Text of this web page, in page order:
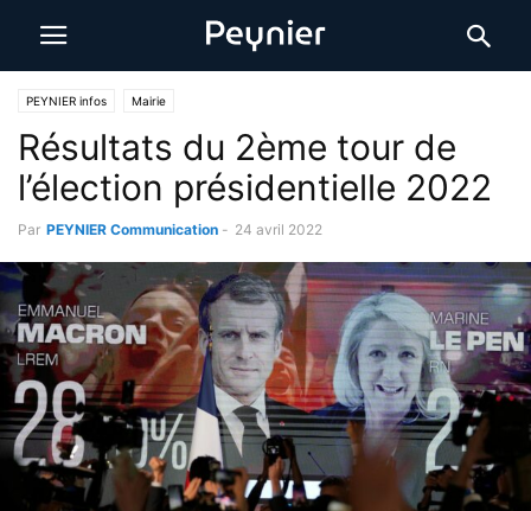
PEYNIER infos Mairie
Résultats du 2ème tour de
l’élection présidentielle 2022
Par PEYNIER Communication - 24 avril 2022